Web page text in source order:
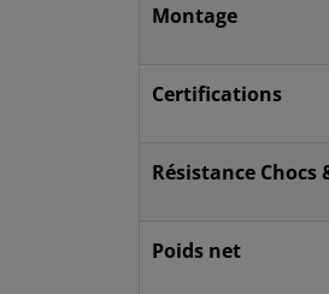
Montage
Certifications
Résistance
Poids net